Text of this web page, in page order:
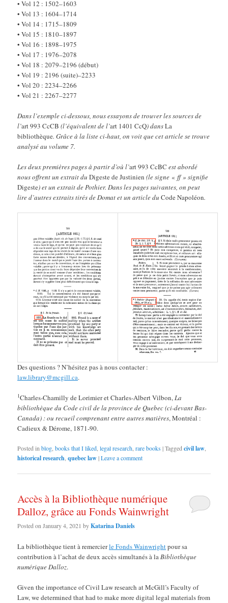
• Vol 12 : 1502–1603
• Vol 13 : 1604–1714
• Vol 14 : 1715–1809
• Vol 15 : 1810–1897
• Vol 16 : 1898–1975
• Vol 17 : 1976–2078
• Vol 18 : 2079–2196 (début)
• Vol 19 : 2196 (suite)–2233
• Vol 20 : 2234–2266
• Vol 21 : 2267–2277
Dans l’exemple ci-dessous, nous essayons de trouver les sources de
l’art 993 CcCB(l’équivalent de l’art 1401 CcQ) dansLa
bibliothèque. Grâce à la liste ci-haut, on voit que cet article se trouve
analysé au volume 7.
Les deux premières pages à partir d’où l’art 993 CcBC est abordé
nous offrent un extrait duDigeste de Justinien (le signe «ff » signifie
Digeste) et un extrait de Pothier. Dans les pages suivantes, on peut
lire d’autres extraits tirés de Domat et un article duCode Napoléon.
Des questions ? N’hésitez pas à nous contacter :
law.library@mcgill.ca.
1Charles-Chamilly de Lorimier et Charles-Albert Vilbon,La
bibliothèque du Code civil de la province de Quebec (ci-devant Bas-
Canada) : ou recueil comprenant entre autres matières, Montréal :
Cadieux & Dérome, 1871-90.
Posted in blog ,books that I liked ,legal research ,rare books|Tagged civil law
historical research ,quebec law|Leave a comment
Accès à la Bibliothèque numérique
Dalloz, grâce au Fonds Wainwright
Posted onJanuary 4, 2021 byKatarina Daniels
La bibliothèque tient à remercierle Fonds Wainwrightpour sa
contribution à l’achat de deux accès simultanés à laBibliothèque
numérique Dalloz.
Given the importance of Civil Law research at McGill’s Faculty of
Law, we determined that had to make more digital legal materials from